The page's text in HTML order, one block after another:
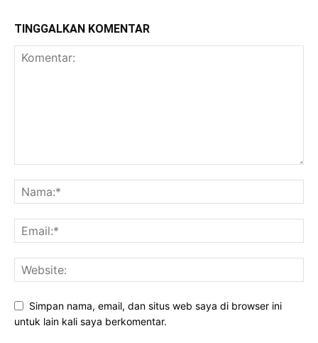
TINGGALKAN KOMENTAR
Simpan nama, email, dan situs web saya di browser ini
untuk lain kali saya berkomentar.